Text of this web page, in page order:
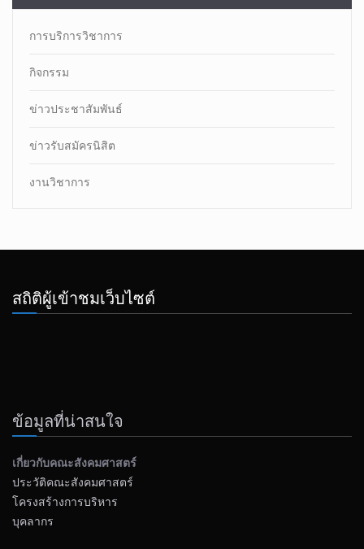
การบริการวิชาการ
กิจกรรม
ข่าวประชาสัมพันธ์
ข่าวรับสมัครนิสิต
งานวิชาการ
สถิติผู้เข้าชมเว็บไซต์
ข้อมูลที่น่าสนใจ
เกี่ยวกับคณะสังคมศาสตร์
ประวัติคณะสังคมศาสตร์
โครงสร้างการบริหาร
บุคลากร